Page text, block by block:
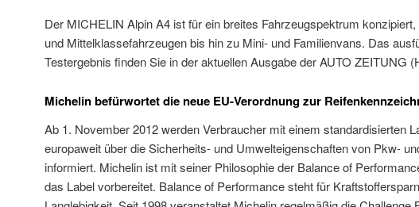
Der MICHELIN Alpin A4 ist für ein breites Fahrzeugspektrum
und Mittelklassefahrzeugen bis hin zu Mini- und Familienvans. Das
Testergebnis finden Sie in der aktuellen Ausgabe der AUTO ZEITUNG
Michelin befürwortet die neue EU-Verordnung zur
Ab 1. November 2012 werden Verbraucher mit einem standardisierten
europaweit über die Sicherheits- und Umwelteigenschaften von Pkw-
informiert. Michelin ist mit seiner Philosophie der Balance of
das Label vorbereitet. Balance of Performance steht für